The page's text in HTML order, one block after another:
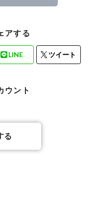
アする
LINE ツイート
ウント
る